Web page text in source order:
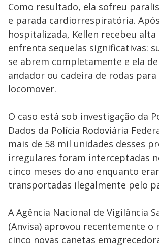
Como resultado, ela sofreu
e parada cardiorrespiratória.
hospitalizada, Kellen recebeu alta
enfrenta sequelas significativas:
se abrem completamente e ela
andador ou cadeira de rodas para
locomover.
O caso está sob investigação da
Dados da Polícia Rodoviária
mais de 58 mil unidades desses
irregulares foram interceptadas
cinco meses do ano enquanto
transportadas ilegalmente pelo
A Agência Nacional de Vigilância
(Anvisa) aprovou recentemente o
cinco novas canetas